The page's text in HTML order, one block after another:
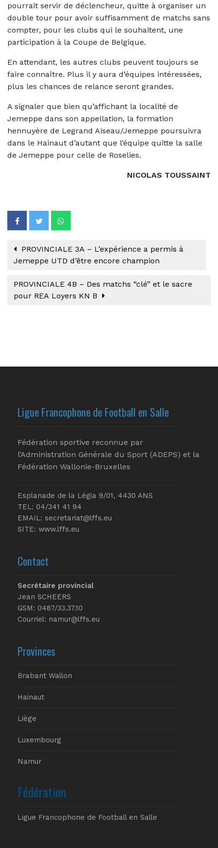
pourrait servir de déclencheur, quitte à organiser un
double tour pour avoir suffisamment de matchs sans
compter, pour les clubs qui le souhaitent, une
participation à la Coupe de Belgique.
En attendant, les autres clubs peuvent toujours se
faire connaître. Plus il y aura d’équipes intéressées,
plus les chances de relance seront grandes.
A signaler que bien qu’affichant la localité de
Jemeppe dans son appellation, la formation
hennuyère de Legrand Aiseau/Jemeppe poursuivra
dans le Hainaut d’autant que l’équipe quitte la salle
de Jemeppe pour celle de Roselies.
NICOLAS TOUSSAINT
PROVINCIALE 3A – L’expérience a permis à
Jemeppe UTD d’être encore champion
PROVINCIALE 4B – Des matchs “clé” et le sacre
pour REA Loyers KN B
Ligue Francophone de Football en Salle
Fédération sportive reconnue par
l’Administration Générale du Sport (ADEPS) et la
Fédération Wallonie-Bruxelles
Esplanade de la Légia 9/01, 4430 ANS
TEL: 04/341 41 94
EMAIL: secretariat@lffs.eu
SITE: www.lffs.eu
Contact
Secrétaire provincial
Jean SCHEERS
GSM: 0487/33.37.10
Courriel: namur@lffs.eu
Provinces
Brabant Wallon
Hainaut
Liège
Luxembourg
Namur
Fédération
Ligue Francophone de Football en Salle